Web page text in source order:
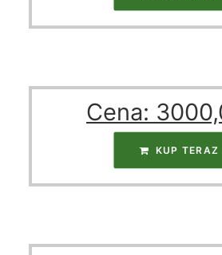
Cena:
KUP TERAZ